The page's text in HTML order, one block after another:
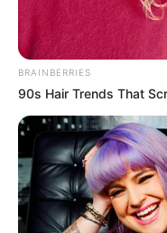
BRAINBERRIES
90s Hair Trends That